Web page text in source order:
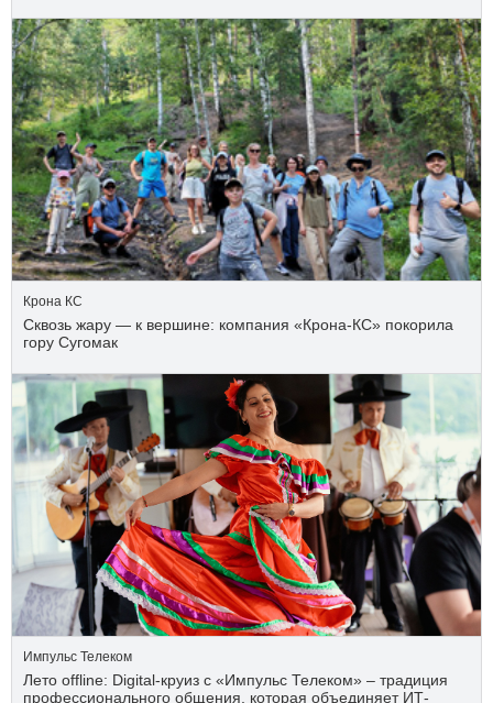
Крона КС
Сквозь жару — к вершине: компания «Крона‑КС» покорила
гору Сугомак
Импульс Телеком
Лето offline: Digital-круиз с «Импульс Телеком» – традиция
профессионального общения, которая объединяет ИТ-